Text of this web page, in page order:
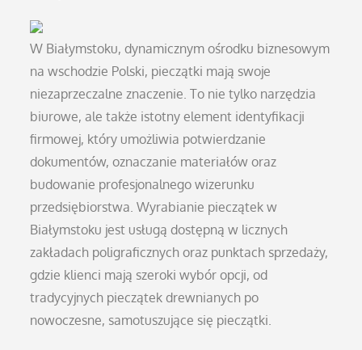
W Białymstoku, dynamicznym ośrodku biznesowym
na wschodzie Polski, pieczątki mają swoje
niezaprzeczalne znaczenie. To nie tylko narzędzia
biurowe, ale także istotny element identyfikacji
firmowej, który umożliwia potwierdzanie
dokumentów, oznaczanie materiałów oraz
budowanie profesjonalnego wizerunku
przedsiębiorstwa. Wyrabianie pieczątek w
Białymstoku jest usługą dostępną w licznych
zakładach poligraficznych oraz punktach sprzedaży,
gdzie klienci mają szeroki wybór opcji, od
tradycyjnych pieczątek drewnianych po
nowoczesne, samotuszujące się pieczątki.